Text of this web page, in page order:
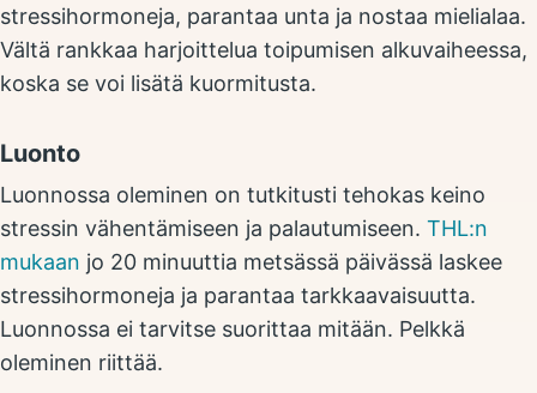
stressihormoneja, parantaa unta ja nostaa mielialaa.
Vältä rankkaa harjoittelua toipumisen alkuvaiheessa,
koska se voi lisätä kuormitusta.
Luonto
Luonnossa oleminen on tutkitusti tehokas keino
stressin vähentämiseen ja palautumiseen. THL:n
mukaan jo 20 minuuttia metsässä päivässä laskee
stressihormoneja ja parantaa tarkkaavaisuutta.
Luonnossa ei tarvitse suorittaa mitään. Pelkkä
oleminen riittää.